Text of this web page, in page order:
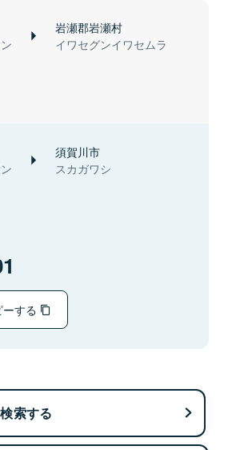
岩瀬郡岩瀬村
イワセグンイワセムラ
須賀川市
スカガワシ
する
索する